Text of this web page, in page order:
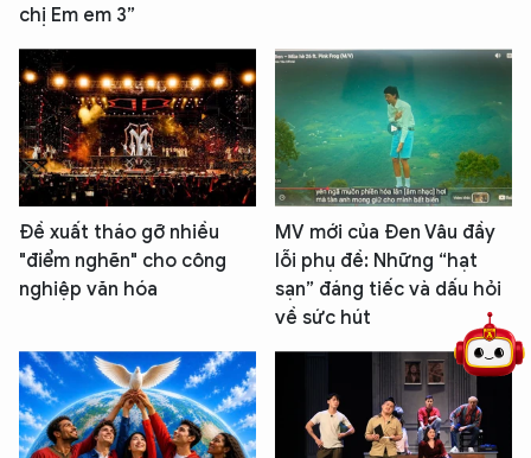
chị Em em 3”
Đề xuất tháo gỡ nhiều
"điểm nghẽn" cho công
nghiệp văn hóa
MV mới của Đen Vâu đầy
lỗi phụ đề: Những “hạt
sạn” đáng tiếc và dấu hỏi
về sức hút
5 điểm nghẽn của Hà Nội giải pháp xử lý điểm nghẽn của